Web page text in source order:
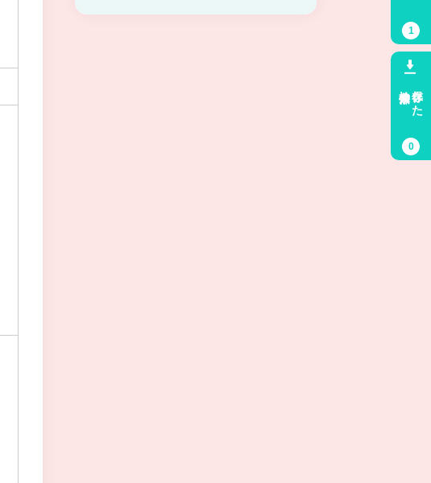
1
保存した
0